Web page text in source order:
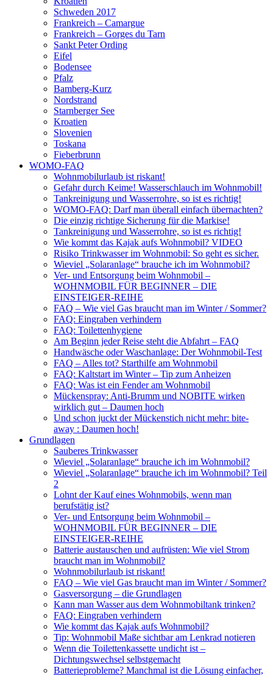
Schweden 2017
Frankreich – Camargue
Frankreich – Gorges du Tarn
Sankt Peter Ording
Eifel
Bodensee
Pfalz
Bamberg-Kurz
Nordstrand
Starnberger See
Kroatien
Slovenien
Toskana
Fieberbrunn
WOMO-FAQ
Wohnmobilurlaub ist riskant!
Gefahr durch Keime! Wasserschlauch im Wohnmobil!
Tankreinigung und Wasserrohre, so ist es richtig!
WOMO-FAQ: Darf man überall einfach übernachten?
Die einzig richtige Sicherung für die Markise!
Tankreinigung und Wasserrohre, so ist es richtig!
Wie kommt das Kajak aufs Wohnmobil? VIDEO
Risiko Trinkwasser im Wohnmobil: So geht es sicher.
Wieviel „Solaranlage“ brauche ich im Wohnmobil?
Ver- und Entsorgung beim Wohnmobil –
WOHNMOBIL FÜR BEGINNER – DIE
EINSTEIGER-REIHE
FAQ – Wie viel Gas braucht man im Winter / Sommer?
FAQ: Eingraben verhindern
FAQ: Toilettenhygiene
Am Beginn jeder Reise steht die Abfahrt – FAQ
Handwäsche oder Waschanlage: Der Wohnmobil-Test
FAQ – Alles tot? Starthilfe am Wohnmobil
FAQ: Kaltstart im Winter – Tip zum Anheizen
FAQ: Was ist ein Fender am Wohnmobil
Mückenspray: Anti-Brumm und NOBITE wirken
wirklich gut – Daumen hoch
Und schon juckt der Mückenstich nicht mehr: bite-
away : Daumen hoch!
Grundlagen
Sauberes Trinkwasser
Wieviel „Solaranlage“ brauche ich im Wohnmobil?
Wieviel „Solaranlage“ brauche ich im Wohnmobil? Teil
2
Lohnt der Kauf eines Wohnmobils, wenn man
berufstätig ist?
Ver- und Entsorgung beim Wohnmobil –
WOHNMOBIL FÜR BEGINNER – DIE
EINSTEIGER-REIHE
Batterie austauschen und aufrüsten: Wie viel Strom
braucht man im Wohnmobil?
Wohnmobilurlaub ist riskant!
FAQ – Wie viel Gas braucht man im Winter / Sommer?
Gasversorgung – die Grundlagen
Kann man Wasser aus dem Wohnmobiltank trinken?
FAQ: Eingraben verhindern
Wie kommt das Kajak aufs Wohnmobil?
Tip: Wohnmobil Maße sichtbar am Lenkrad notieren
Wenn die Toilettenkassette undicht ist –
Dichtungswechsel selbstgemacht
Batterieprobleme? Manchmal ist die Lösung einfacher,